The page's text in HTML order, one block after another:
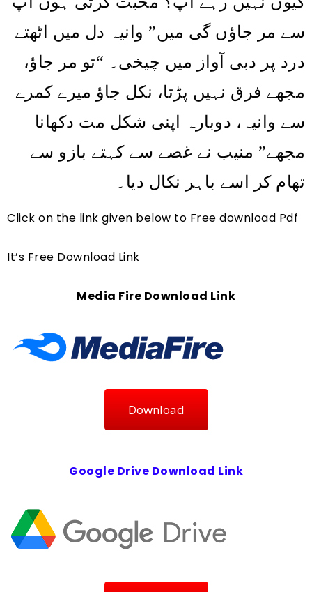
سے مر جاؤں گی میں” وانیہ دل میں اٹھتے
درد پر دبی آواز میں چیخی۔ “تو مر جاؤ،
مجھے فرق نہیں پڑتا، نکل جاؤ میرے کمرے
سے وانیہ، دوبارہ اپنی شکل مت دکھانا
مجھے” منیب نے غصے سے کہتے بازو سے
تھام کر اسے باہر نکال دیا۔
Click on the link given below to Free download Pdf
It’s Free Download Link
Media Fire Download Link
Download
Google Drive Download Link